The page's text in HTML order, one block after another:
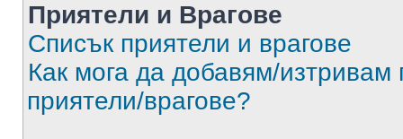
Приятели и Врагове
Списък приятели и врагове
Как мога да добавям/изтривам
приятели/врагове?